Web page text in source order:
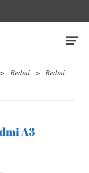
> Redmi > Redmi
A3